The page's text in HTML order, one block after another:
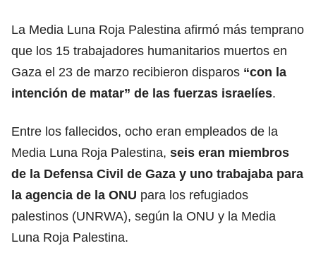
La Media Luna Roja Palestina afirmó más temprano
que los 15 trabajadores humanitarios muertos en
Gaza el 23 de marzo recibieron disparos “con la
intención de matar” de las fuerzas israelíes.
Entre los fallecidos, ocho eran empleados de la
Media Luna Roja Palestina, seis eran miembros
de la Defensa Civil de Gaza y uno trabajaba para
la agencia de la ONU para los refugiados
palestinos (UNRWA), según la ONU y la Media
Luna Roja Palestina.